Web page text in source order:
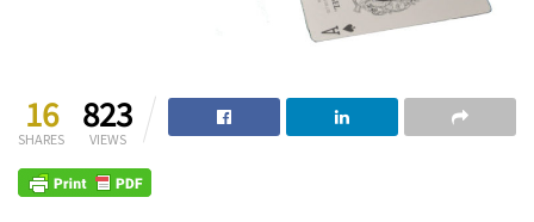
16
SHARES
823
VIEWS